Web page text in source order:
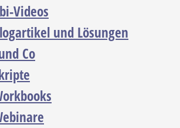
Videos
und Lösungen
Co